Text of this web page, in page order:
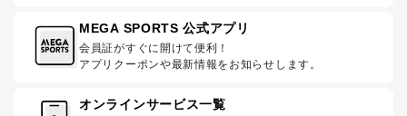
MEGA SPORTS 公式アプリ
会員証がすぐに開けて便利！
アプリクーポンや最新情報をお知らせします。
オンラインサービス一覧